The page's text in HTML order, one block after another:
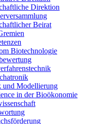
Direktion
Beirat
Biotechnologie
und Modellierung
in der Bioökonomie